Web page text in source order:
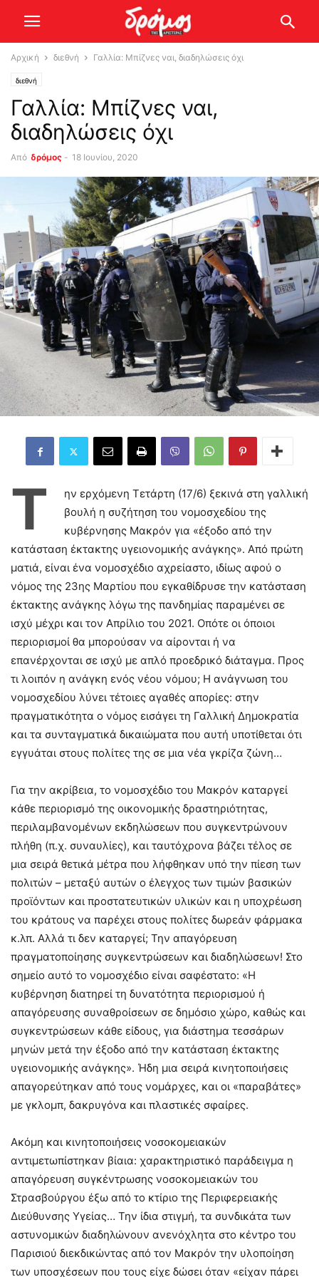
Αρχική διεθνή Γαλλία: Μπίζνες ναι, διαδηλώσεις όχι
διεθνή
Γαλλία: Μπίζνες ναι,
διαδηλώσεις όχι
Από δρόμος - 18 Ιουνίου, 2020
Τ
ην ερχόμενη Τετάρτη (17/6) ξεκινά στη γαλλική
βουλή η συζήτηση του νομοσχεδίου της
κυβέρνησης Μακρόν για «έξοδο από την
κατάσταση έκτακτης υγειονομικής ανάγκης». Από πρώτη
ματιά, είναι ένα νομοσχέδιο αχρείαστο, ιδίως αφού ο
νόμος της 23ης Μαρτίου που εγκαθίδρυσε την κατάσταση
έκτακτης ανάγκης λόγω της πανδημίας παραμένει σε
ισχύ μέχρι και τον Απρίλιο του 2021. Οπότε οι όποιοι
περιορισμοί θα μπορούσαν να αίρονται ή να
επανέρχονται σε ισχύ με απλό προεδρικό διάταγμα. Προς
τι λοιπόν η ανάγκη ενός νέου νόμου; Η ανάγνωση του
νομοσχεδίου λύνει τέτοιες αγαθές απορίες: στην
πραγματικότητα ο νόμος εισάγει τη Γαλλική Δημοκρατία
και τα συνταγματικά δικαιώματα που αυτή υποτίθεται ότι
εγγυάται στους πολίτες της σε μια νέα γκρίζα ζώνη…
Για την ακρίβεια, το νομοσχέδιο του Μακρόν καταργεί
κάθε περιορισμό της οικονομικής δραστηριότητας,
περιλαμβανομένων εκδηλώσεων που συγκεντρώνουν
πλήθη (π.χ. συναυλίες), και ταυτόχρονα βάζει τέλος σε
μια σειρά θετικά μέτρα που λήφθηκαν υπό την πίεση των
πολιτών – μεταξύ αυτών ο έλεγχος των τιμών βασικών
προϊόντων και προστατευτικών υλικών και η υποχρέωση
του κράτους να παρέχει στους πολίτες δωρεάν φάρμακα
κ.λπ. Αλλά τι δεν καταργεί; Την απαγόρευση
πραγματοποίησης συγκεντρώσεων και διαδηλώσεων! Στο
σημείο αυτό το νομοσχέδιο είναι σαφέστατο: «Η
κυβέρνηση διατηρεί τη δυνατότητα περιορισμού ή
απαγόρευσης συναθροίσεων σε δημόσιο χώρο, καθώς και
συγκεντρώσεων κάθε είδους, για διάστημα τεσσάρων
μηνών μετά την έξοδο από την κατάσταση έκτακτης
υγειονομικής ανάγκης». Ήδη μια σειρά κινητοποιήσεις
απαγορεύτηκαν από τους νομάρχες, και οι «παραβάτες»
με γκλομπ, δακρυγόνα και πλαστικές σφαίρες.
Ακόμη και κινητοποιήσεις νοσοκομειακών
αντιμετωπίστηκαν βίαια: χαρακτηριστικό παράδειγμα η
απαγόρευση συγκέντρωσης νοσοκομειακών του
Στρασβούργου έξω από το κτίριο της Περιφερειακής
Διεύθυνσης Υγείας… Την ίδια στιγμή, τα συνδικάτα των
αστυνομικών διαδηλώνουν ανενόχλητα στο κέντρο του
Παρισιού διεκδικώντας από τον Μακρόν την υλοποίηση
των υποσχέσεων που τους είχε δώσει όταν «είχαν πάρει